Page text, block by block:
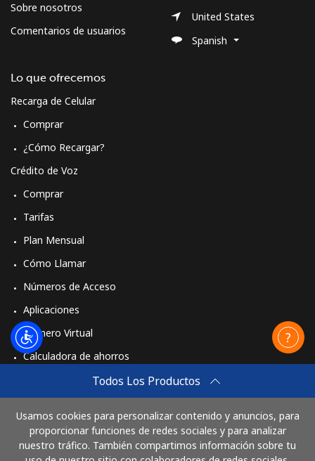
Todos Los Productos
Usamos cookies para personalizar contenido y anuncios, para
proporcionar funciones de redes sociales y para analizar
nuestro tráfico. También compartimos información sobre tu
Sobre nosotros
Comentarios de usuarios
Lo que ofrecemos
Recarga de Celular
Comprar
¿Cómo Recargar?
Crédito de Voz
Comprar
Tarifas
Plan Mensual
Cómo Llamar
Números de Acceso
Aplicaciones
Número Virtual
Calculadora de ahorros
Cómo funciona
United States
Spanish